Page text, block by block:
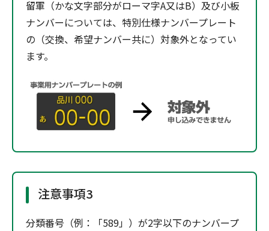
留軍（かな文字部分がローマ字A又はB）及び小板
ナンバーについては、特別仕様ナンバープレート
の（交換、希望ナンバー共に）対象外となってい
ます。
注意事項3
分類番号（例：「589」）が2字以下のナンバープ